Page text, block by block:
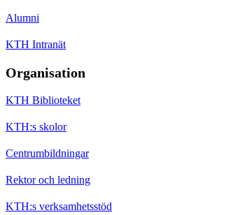
Alumni
KTH Intranät
Organisation
KTH Biblioteket
KTH:s skolor
Centrumbildningar
Rektor och ledning
KTH:s verksamhetsstöd